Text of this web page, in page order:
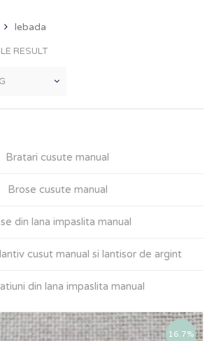
lebada
RESULT
Bratari cusute manual
Brose cusute manual
din lana impaslita manual
cusut manual si lantisor de argint
din lana impaslita manual
16.7%